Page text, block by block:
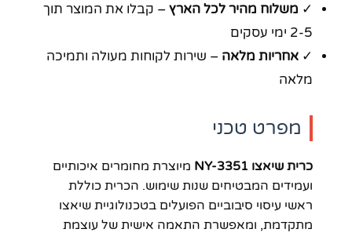
✓ משלוח מהיר לכל הארץ – קבלו את המוצר תוך
2-5 ימי עסקים
✓ אחריות מלאה – שירות לקוחות מעולה ותמיכה
מלאה
מפרט טכני
כרית שיאצו NY-3351
מיוצרת מחומרים איכותיים
ועמידים המבטיחים שנות שימוש. הכרית כוללת
ראשי עיסוי סיבוביים הפועלים בטכנולוגיית שיאצו
מתקדמת, ומאפשרת התאמה אישית של עוצמת